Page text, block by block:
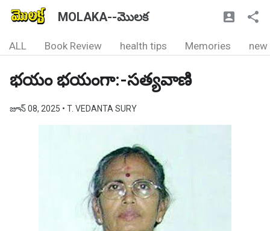
MOLAKA--మొలక
ALL Book Review health tips Memories new
భయం భయంగా:-సత్యవాణి
జూన్ 08, 2025 • T. VEDANTA SURY